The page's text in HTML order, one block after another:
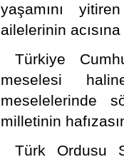
yaşamını
ailelerinin
Türkiye
meselesi
meselelerinde
milletinin
Türk Ordusu